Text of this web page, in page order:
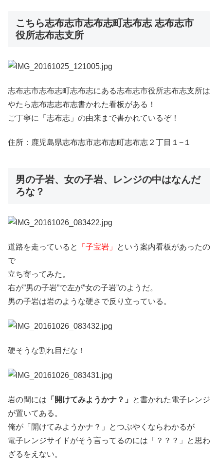
こちら志布志市志布志町志布志 志布志市
役所志布志支所
志布志市志布志町志布志にある志布志市役所志布志支所は
やたら志布志志布志書かれた看板がある！
ご丁寧に「志布志」の由来まで書かれているぞ！
住所：鹿児島県志布志市志布志町志布志２丁目１−１
男の子岩、女の子岩、レンジの中はなんだ
ろな？
道路を走っていると 「子宝岩」
という案内看板があったの
で
立ち寄ってみた。
右が”男の子岩”で左が”女の子岩”のようだ。
男の子岩は岩のような硬さで反り立っている。
硬そうな割れ目だな！
岩の間には 「開けてみようかナ？」
と書かれた電子レンジ
が置いてある。
俺が「開けてみようかナ？」とつぶやくならわかるが
電子レンジサイドがそう言ってるのには「？？？」と思わ
ざるをえない。